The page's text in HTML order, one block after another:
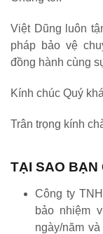
Việt Dũng luôn
pháp bảo vệ
đồng hành cùng
Kính chúc Quý
Trân trọng kính
TẠI SAO BẠN
Công ty
bảo nhiệm
ngày/năm